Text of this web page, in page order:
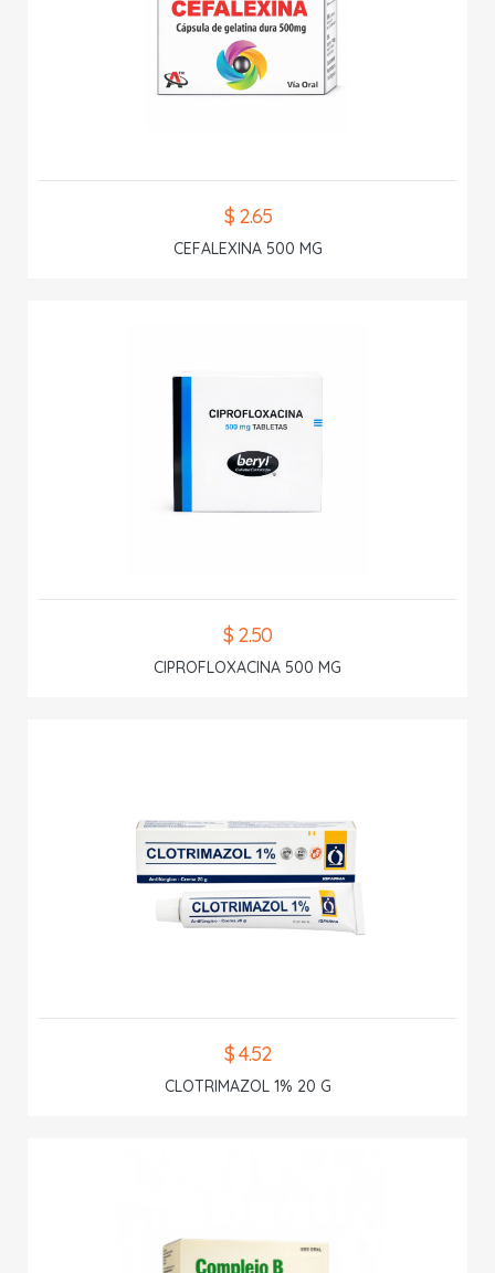
$ 2.65
CEFALEXINA 500 MG
$ 2.50
CIPROFLOXACINA 500 MG
$ 4.52
CLOTRIMAZOL 1% 20 G